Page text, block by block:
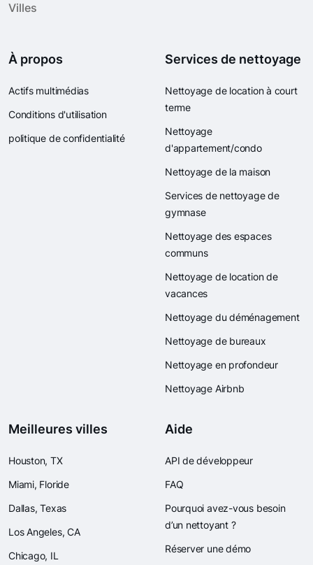
Villes
À propos
Actifs multimédias
Conditions d'utilisation
politique de confidentialité
Services de nettoyage
Nettoyage de location à court
terme
Nettoyage
d'appartement/condo
Nettoyage de la maison
Services de nettoyage de
gymnase
Nettoyage des espaces
communs
Nettoyage de location de
vacances
Nettoyage du déménagement
Nettoyage de bureaux
Nettoyage en profondeur
Nettoyage Airbnb
Meilleures villes
Houston, TX
Miami, Floride
Dallas, Texas
Los Angeles, CA
Chicago, IL
Aide
API de développeur
FAQ
Pourquoi avez-vous besoin
d’un nettoyant ?
Réserver une démo